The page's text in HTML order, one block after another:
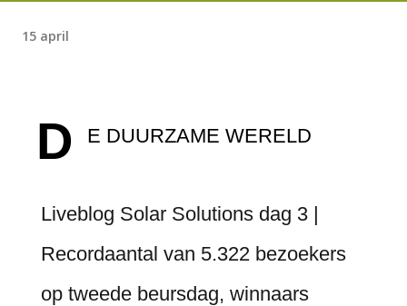
15 april
D E DUURZAME WERELD
Liveblog Solar Solutions dag 3 |
Recordaantal van 5.322 bezoekers
op tweede beursdag, winnaars